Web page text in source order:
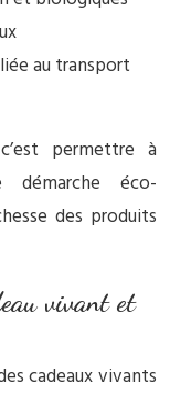
au transport
permettre à
démarche éco-
des produits
vivant et
cadeaux vivants